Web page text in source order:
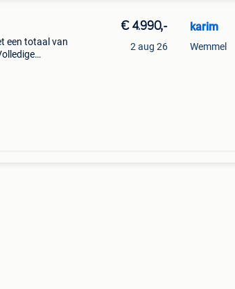
een totaal van
€ 4.990,-
2 aug 26
karim
Wemmel